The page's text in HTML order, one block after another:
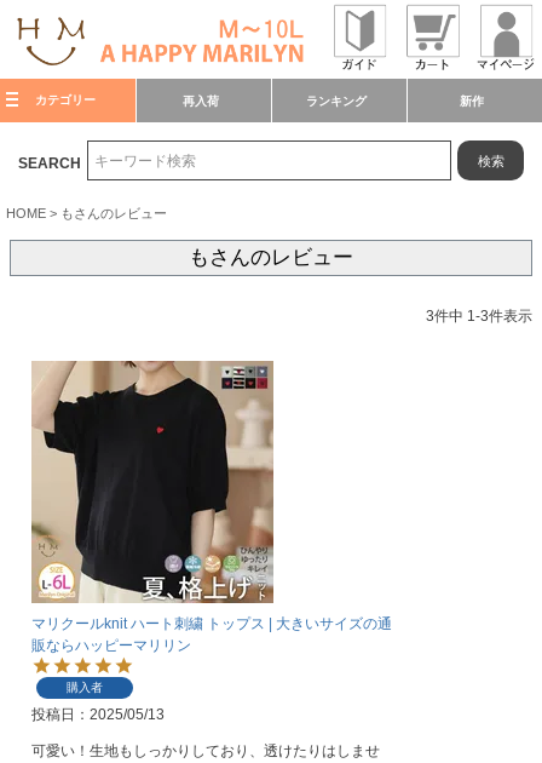
カテゴリー 再入荷 ランキング 新作
SEARCH 検索
HOME もさんのレビュー
もさんのレビュー
3件中 1-3件表示
マリクールknit ハート刺繍 トップス | 大きいサイズの通
販ならハッピーマリリン
購入者
投稿日 2025/05/13
可愛い！生地もしっかりしており、透けたりはしませ